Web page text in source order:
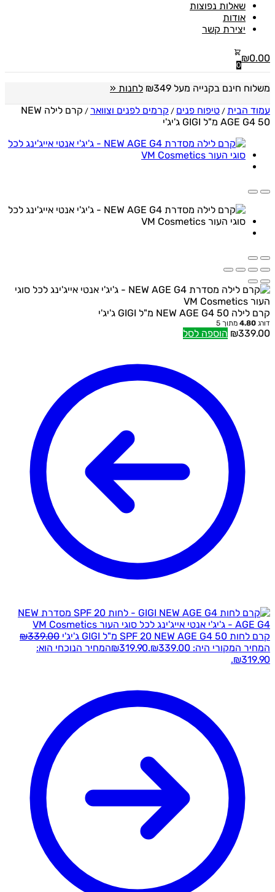
שאלות נפוצות
אודות
יצירת קשר
₪0.00
0
משלוח חינם בקנייה מעל ₪349
לחנות «
עמוד הבית / טיפוח פנים / קרמים לפנים וצוואר /
קרם לילה NEW
AGE G4 50 מ"ל GIGI ג'יג'י
קרם לילה NEW AGE G4 50 מ"ל GIGI ג'יג'י
דורג 4.80 מתוך 5
₪339.00 הוספה לסל
קרם לחות SPF 20 NEW AGE G4 50 מ"ל GIGI ג'יג'י ₪339.00
המחיר המקורי היה: ₪339.00.
₪319.90
המחיר הנוכחי הוא:
₪319.90.